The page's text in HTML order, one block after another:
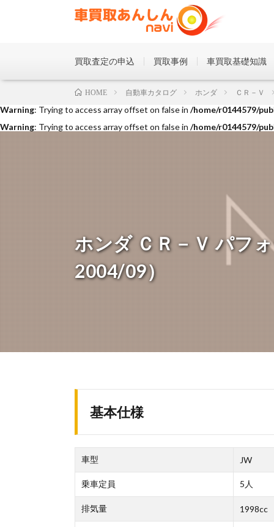
: Trying to access array offset on false in /home/r0144579/
Warning: Trying to access array offset on false in /home/r0144579/
Warning: Trying to access array offset on false in /home/r0144579/
買取査定の申込 買取事例 車買取基礎知識
ホンダ ＣＲ－Ｖ パフ
2004/09）
HOME 自動車カタログ ホンダ ＣＲ－Ｖ
基本仕様
車型 JW
乗車定員 5人
排気量 1998cc